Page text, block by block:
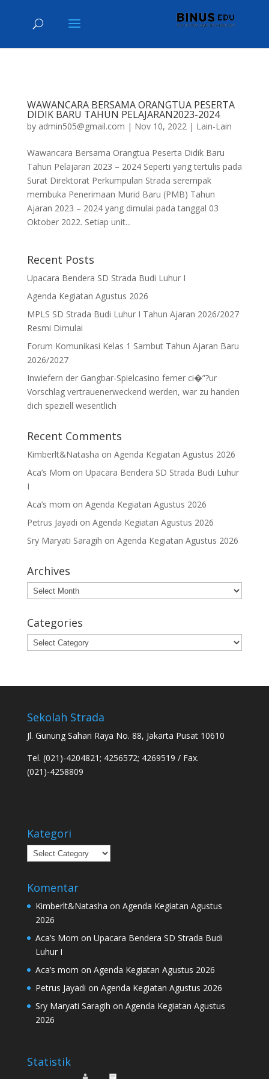
WAWANCARA BERSAMA ORANGTUA PESERTA
DIDIK BARU TAHUN PELAJARAN2023-2024
by admin505@gmail.com | Nov 10, 2022| Lain-Lain
Wawancara Bersama Orangtua Peserta Didik Baru
Tahun Pelajaran 2023 – 2024 Seperti yang tertulis pada
Surat Direktorat Perkumpulan Strada serempak
membuka Penerimaan Murid Baru (PMB) Tahun
Ajaran 2023 – 2024 yang dimulai pada tanggal 03
Oktober 2022. Setiap unit...
Recent Posts
Upacara Bendera SD Strada Budi Luhur I
Agenda Kegiatan Agustus 2026
MPLS SD Strada Budi Luhur I Tahun Ajaran 2026/2027
Resmi Dimulai
Forum Komunikasi Kelas 1 Sambut Tahun Ajaran Baru
2026/2027
Inwiefern der Gangbar-Spielcasino ferner ci�”?ur
Vorschlag vertrauenerweckend werden, war zu handen
dich speziell wesentlich
Recent Comments
Kimberlt&Natasha on Agenda Kegiatan Agustus 2026
Aca’s Mom on Upacara Bendera SD Strada Budi Luhur
I
Aca’s mom on Agenda Kegiatan Agustus 2026
Petrus Jayadi on Agenda Kegiatan Agustus 2026
Sry Maryati Saragih on Agenda Kegiatan Agustus 2026
Archives
Archives
Categories
Categories
Sekolah Strada
Jl. Gunung Sahari Raya No. 88, Jakarta Pusat 10610
Tel. (021)-4204821; 4256572; 4269519 / Fax.
(021)-4258809
Kategori
Kategori
Komentar
Kimberlt&Natasha on Agenda Kegiatan Agustus
2026
Aca’s Mom on Upacara Bendera SD Strada Budi
Luhur I
Aca’s mom on Agenda Kegiatan Agustus 2026
Petrus Jayadi on Agenda Kegiatan Agustus 2026
Sry Maryati Saragih on Agenda Kegiatan Agustus
2026
Statistik